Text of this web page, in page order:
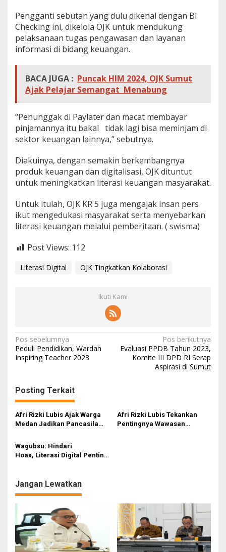
Pengganti sebutan yang dulu dikenal dengan BI
Checking ini, dikelola OJK untuk mendukung
pelaksanaan tugas pengawasan dan layanan
informasi di bidang keuangan.
BACA JUGA : Puncak HIM 2024, OJK Sumut
Ajak Pelajar Semangat Menabung
“Penunggak di Paylater dan macat membayar
pinjamannya itu bakal tidak lagi bisa meminjam di
sektor keuangan lainnya,” sebutnya.
Diakuinya, dengan semakin berkembangnya
produk keuangan dan digitalisasi, OJK dituntut
untuk meningkatkan literasi keuangan masyarakat.
Untuk itulah, OJK KR 5 juga mengajak insan pers
ikut mengedukasi masyarakat serta menyebarkan
literasi keuangan melalui pemberitaan. ( swisma)
Post Views: 112
Literasi Digital OJK Tingkatkan Kolaborasi
Ikuti Kami
N
a
i
g
a
s
i
p
s
Pos sebelumnya
Peduli Pendidikan, Wardah
Inspiring Teacher 2023
Pos berikutnya
Evaluasi PPDB Tahun 2023,
Komite III DPD RI Serap
Aspirasi di Sumut
Posting Terkait
Afri Rizki Lubis Ajak Warga
Medan Jadikan Pancasila
Perpecahan di Era Digital
Afri Rizki Lubis Tekankan
Pentingnya Wawasan
Wagubsu: Hindari
Hoax, Literasi Digital Penting
Jangan Lewatkan